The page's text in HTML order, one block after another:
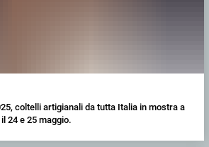
coltelli artigianali da tutta Italia in mostra a
24 e 25 maggio.